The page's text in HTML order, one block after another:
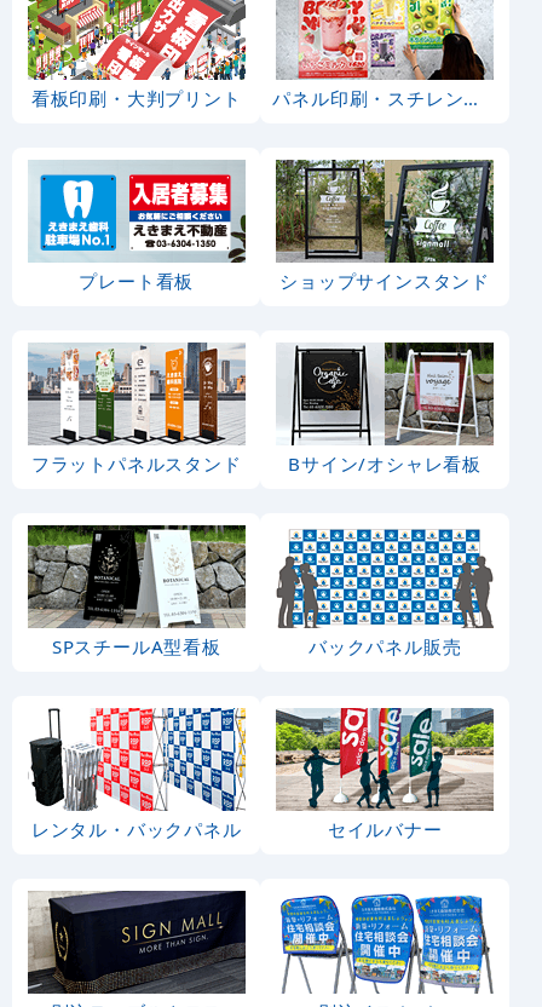
看板印刷・大判プリント パネル印刷・スチレンボード
プレート看板 ショップサインスタンド
フラットパネルスタンド Bサイン/オシャレ看板
SPスチールA型看板 バックパネル販売
レンタル・バックパネル セイルバナー